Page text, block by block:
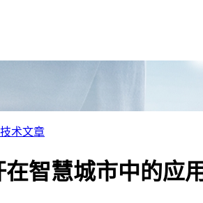
术文章
智慧城市中的应用